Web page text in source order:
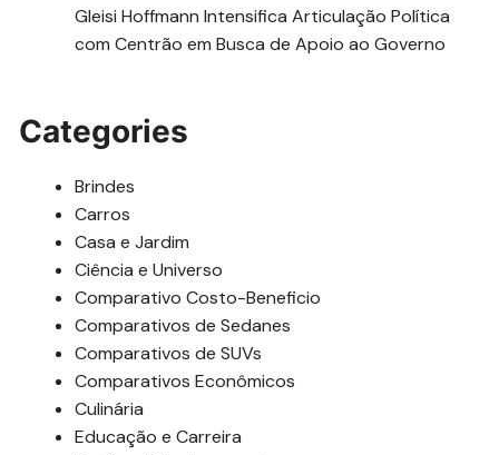
Gleisi Hoffmann Intensifica Articulação Política
com Centrão em Busca de Apoio ao Governo
Categories
Brindes
Carros
Casa e Jardim
Ciência e Universo
Comparativo Costo-Beneficio
Comparativos de Sedanes
Comparativos de SUVs
Comparativos Econômicos
Culinária
Educação e Carreira